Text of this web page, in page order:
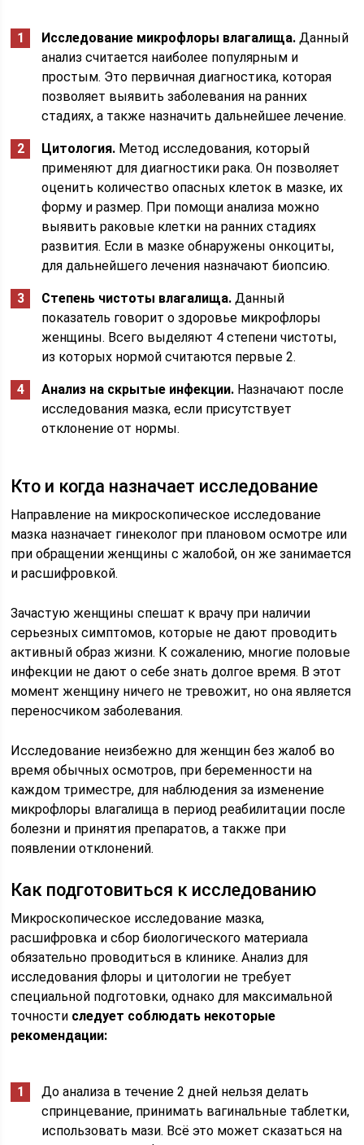
Исследование микрофлоры влагалища. Данный
анализ считается наиболее популярным и
простым. Это первичная диагностика, которая
позволяет выявить заболевания на ранних
стадиях, а также назначить дальнейшее лечение.
Цитология. Метод исследования, который
применяют для диагностики рака. Он позволяет
оценить количество опасных клеток в мазке, их
форму и размер. При помощи анализа можно
выявить раковые клетки на ранних стадиях
развития. Если в мазке обнаружены онкоциты,
для дальнейшего лечения назначают биопсию.
Степень чистоты влагалища. Данный
показатель говорит о здоровье микрофлоры
женщины. Всего выделяют 4 степени чистоты,
из которых нормой считаются первые 2.
Анализ на скрытые инфекции. Назначают после
исследования мазка, если присутствует
отклонение от нормы.
Кто и когда назначает исследование
Направление на микроскопическое исследование
мазка назначает гинеколог при плановом осмотре или
при обращении женщины с жалобой, он же занимается
и расшифровкой.
Зачастую женщины спешат к врачу при наличии
серьезных симптомов, которые не дают проводить
активный образ жизни. К сожалению, многие половые
инфекции не дают о себе знать долгое время. В этот
момент женщину ничего не тревожит, но она является
переносчиком заболевания.
Исследование неизбежно для женщин без жалоб во
время обычных осмотров, при беременности на
каждом триместре, для наблюдения за изменение
микрофлоры влагалища в период реабилитации после
болезни и принятия препаратов, а также при
появлении отклонений.
Как подготовиться к исследованию
Микроскопическое исследование мазка,
расшифровка и сбор биологического материала
обязательно проводиться в клинике. Анализ для
исследования флоры и цитологии не требует
специальной подготовки, однако для максимальной
точности следует соблюдать некоторые
рекомендации:
До анализа в течение 2 дней нельзя делать
спринцевание, принимать вагинальные таблетки,
использовать мази. Всё это может сказаться на